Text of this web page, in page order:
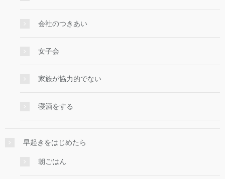
会社のつきあい
女子会
家族が協力的でない
寝酒をする
早起きをはじめたら
朝ごはん